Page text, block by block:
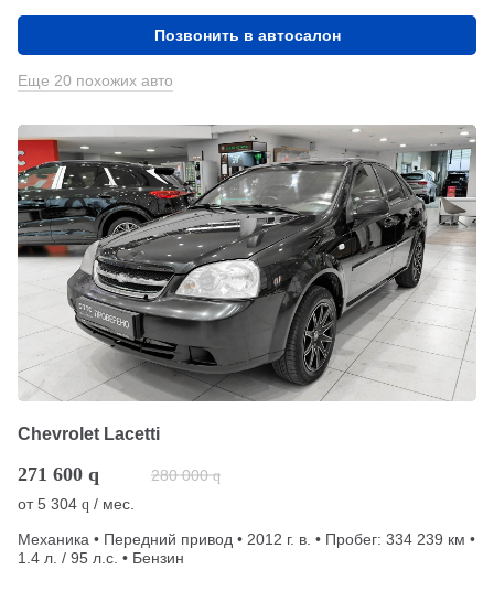
Позвонить в автосалон
Еще 20 похожих авто
Chevrolet Lacetti
271 600 q 280 000 q
от5 304 q / мес.
Механика • Передний привод • 2012 г. в. • Пробег: 334 239 км •
1.4 л. / 95 л.с. • Бензин